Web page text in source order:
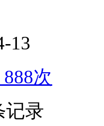
13
次
记录